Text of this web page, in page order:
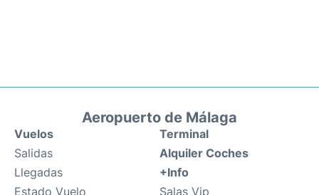
Aeropuerto de Málaga
Vuelos
Salidas
Llegadas
Estado Vuelo
Terminal
Alquiler Coches
+Info
Salas Vip